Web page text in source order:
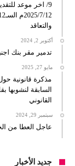
9/ اخر موعد
والتعاقد
أكتوبر 2, 2024
تدمير مقر بنك
مايو 27, 2025
مذكرة قانونية
السابقة لنشوبها
القانوني
سبتمبر 29, 2024
عاجل العطا من
جديد الأخبار